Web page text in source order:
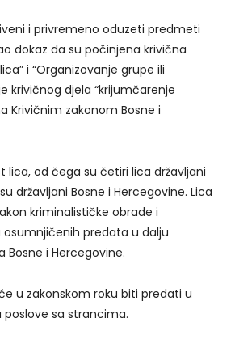
i privremeno oduzeti predmeti
dokaz da su počinjena krivična
i “Organizovanje grupe ili
krivičnog djela “krijumčarenje
Krivičnim zakonom Bosne i
lica, od čega su četiri lica državljani
državljani Bosne i Hercegovine. Lica
kriminalističke obrade i
predata u dalju
Bosne i Hercegovine.
u zakonskom roku biti predati u
poslove sa strancima.